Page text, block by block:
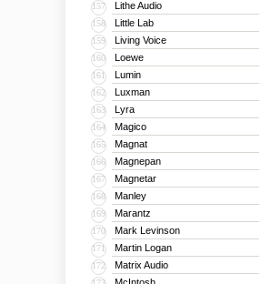
157 Lithe Audio
158 Little Lab
159 Living Voice
160 Loewe
161 Lumin
162 Luxman
163 Lyra
164 Magico
165 Magnat
166 Magnepan
167 Magnetar
168 Manley
169 Marantz
170 Mark Levinson
171 Martin Logan
172 Matrix Audio